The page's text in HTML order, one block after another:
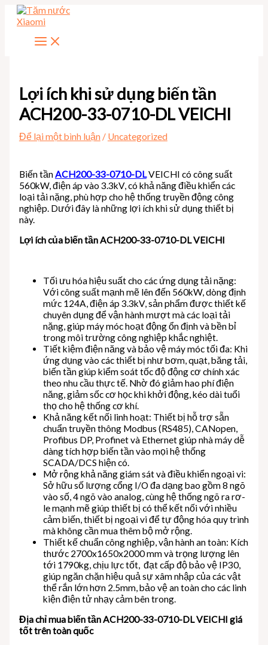
Nhảy
Lợi ích khi sử dụng biến tần
ACH200-33-0710-DL VEICHI
Để lại một bình luận / Uncategorized
Biến tầnACH200-33-0710-DLVEICHI có công suất
560kW, điện áp vào 3.3kV, có khả năng điều khiển các
loại tải nặng, phù hợp cho hệ thống truyền động công
nghiệp. Dưới đây là những lợi ích khi sử dụng thiết bị
này.
Lợi ích của biến tần ACH200-33-0710-DL VEICHI
Tối ưu hóa hiệu suất cho các ứng dụng tải nặng:
Với công suất mạnh mẽ lên đến 560kW, dòng định
mức 124A, điện áp 3.3kV, sản phẩm được thiết kế
chuyên dụng để vận hành mượt mà các loại tải
nặng, giúp máy móc hoạt động ổn định và bền bỉ
trong môi trường công nghiệp khắc nghiệt.
Tiết kiệm điện năng và bảo vệ máy móc tối đa: Khi
ứng dụng vào các thiết bị như bơm, quạt, băng tải,
biến tần giúp kiểm soát tốc độ động cơ chính xác
theo nhu cầu thực tế. Nhờ đó giảm hao phí điện
năng, giảm sốc cơ học khi khởi động, kéo dài tuổi
thọ cho hệ thống cơ khí.
Khả năng kết nối linh hoạt: Thiết bị hỗ trợ sẵn
chuẩn truyền thông Modbus (RS485), CANopen,
Profibus DP, Profinet và Ethernet giúp nhà máy dễ
dàng tích hợp biến tần vào mọi hệ thống
SCADA/DCS hiện có.
Mở rộng khả năng giám sát và điều khiển ngoại vi:
Sở hữu số lượng cổng I/O đa dạng bao gồm 8 ngõ
vào số, 4 ngõ vào analog, cùng hệ thống ngõ ra rơ-
le mạnh mẽ giúp thiết bị có thể kết nối với nhiều
cảm biến, thiết bị ngoại vi để tự động hóa quy trình
mà không cần mua thêm bộ mở rộng.
Thiết kế chuẩn công nghiệp, vận hành an toàn: Kích
thước 2700x1650x2000 mm và trọng lượng lên
tới 1790kg, chịu lực tốt, đạt cấp độ bảo vệ IP30,
giúp ngăn chặn hiệu quả sự xâm nhập của các vật
thể rắn lớn hơn 2.5mm, bảo vệ an toàn cho các linh
kiện điện tử nhạy cảm bên trong.
Địa chỉ mua biến tần ACH200-33-0710-DL VEICHI giá
tốt trên toàn quốc